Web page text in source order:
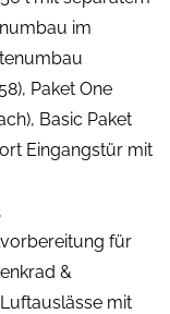
im
Paket One
Basic Paket
Eingangstür mit
für
&
mit